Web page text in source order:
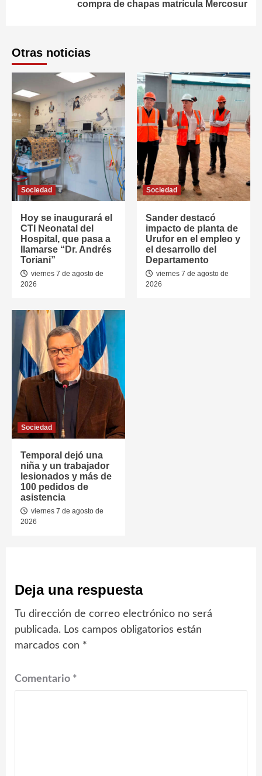
compra de chapas matrícula Mercosur
Otras noticias
Sociedad
Hoy se inaugurará el
CTI Neonatal del
Hospital, que pasa a
llamarse “Dr. Andrés
Toriani”
viernes 7 de agosto de
2026
Sociedad
Sander destacó
impacto de planta de
Urufor en el empleo y
el desarrollo del
Departamento
viernes 7 de agosto de
2026
Sociedad
Temporal dejó una
niña y un trabajador
lesionados y más de
100 pedidos de
asistencia
viernes 7 de agosto de
2026
Deja una respuesta
Tu dirección de correo electrónico no será
publicada. Los campos obligatorios están
marcados con *
Comentario *